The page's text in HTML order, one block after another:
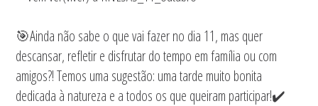
🎯Ainda não sabe o que vai fazer no dia 11, mas quer
descansar, refletir e disfrutar do tempo em família ou com
amigos?! Temos uma sugestão: uma tarde muito bonita
dedicada à natureza e a todos os que queiram participar!✔️